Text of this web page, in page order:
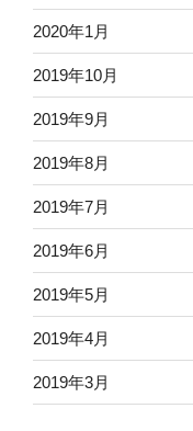
2020年1月
2019年10月
2019年9月
2019年8月
2019年7月
2019年6月
2019年5月
2019年4月
2019年3月